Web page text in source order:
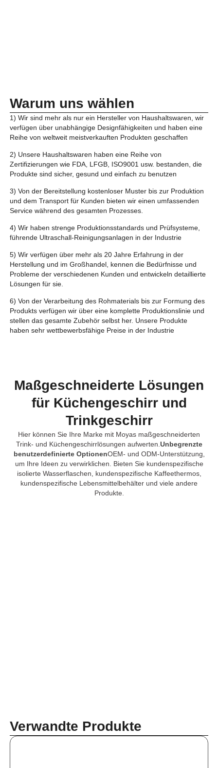
Warum uns wählen
1) Wir sind mehr als nur ein Hersteller von Haushaltswaren, wir
verfügen über unabhängige Designfähigkeiten und haben eine
Reihe von weltweit meistverkauften Produkten geschaffen
2) Unsere Haushaltswaren haben eine Reihe von
Zertifizierungen wie FDA, LFGB, ISO9001 usw. bestanden, die
Produkte sind sicher, gesund und einfach zu benutzen
3) Von der Bereitstellung kostenloser Muster bis zur Produktion
und dem Transport für Kunden bieten wir einen umfassenden
Service während des gesamten Prozesses.
4) Wir haben strenge Produktionsstandards und Prüfsysteme,
führende Ultraschall-Reinigungsanlagen in der Industrie
5) Wir verfügen über mehr als 20 Jahre Erfahrung in der
Herstellung und im Großhandel, kennen die Bedürfnisse und
Probleme der verschiedenen Kunden und entwickeln detaillierte
Lösungen für sie.
6) Von der Verarbeitung des Rohmaterials bis zur Formung des
Produkts verfügen wir über eine komplette Produktionslinie und
stellen das gesamte Zubehör selbst her. Unsere Produkte
haben sehr wettbewerbsfähige Preise in der Industrie
Maßgeschneiderte Lösungen
für Küchengeschirr und
Trinkgeschirr
Hier können Sie Ihre Marke mit Moyas maßgeschneiderten
Trink- und Küchengeschirrlösungen aufwerten. Unbegrenzte
benutzerdefinierte OptionenOEM- und ODM-Unterstützung,
um Ihre Ideen zu verwirklichen. Bieten Sie kundenspezifische
isolierte Wasserflaschen, kundenspezifische Kaffeethermos,
kundenspezifische Lebensmittelbehälter und viele andere
Produkte.
Verwandte Produkte